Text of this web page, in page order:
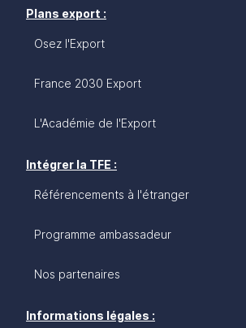
Plans export :
Osez l'Export
France 2030 Export
L'Académie de l'Export
Intégrer la TFE :
Référencements à l'étranger
Programme ambassadeur
Nos partenaires
Informations légales :